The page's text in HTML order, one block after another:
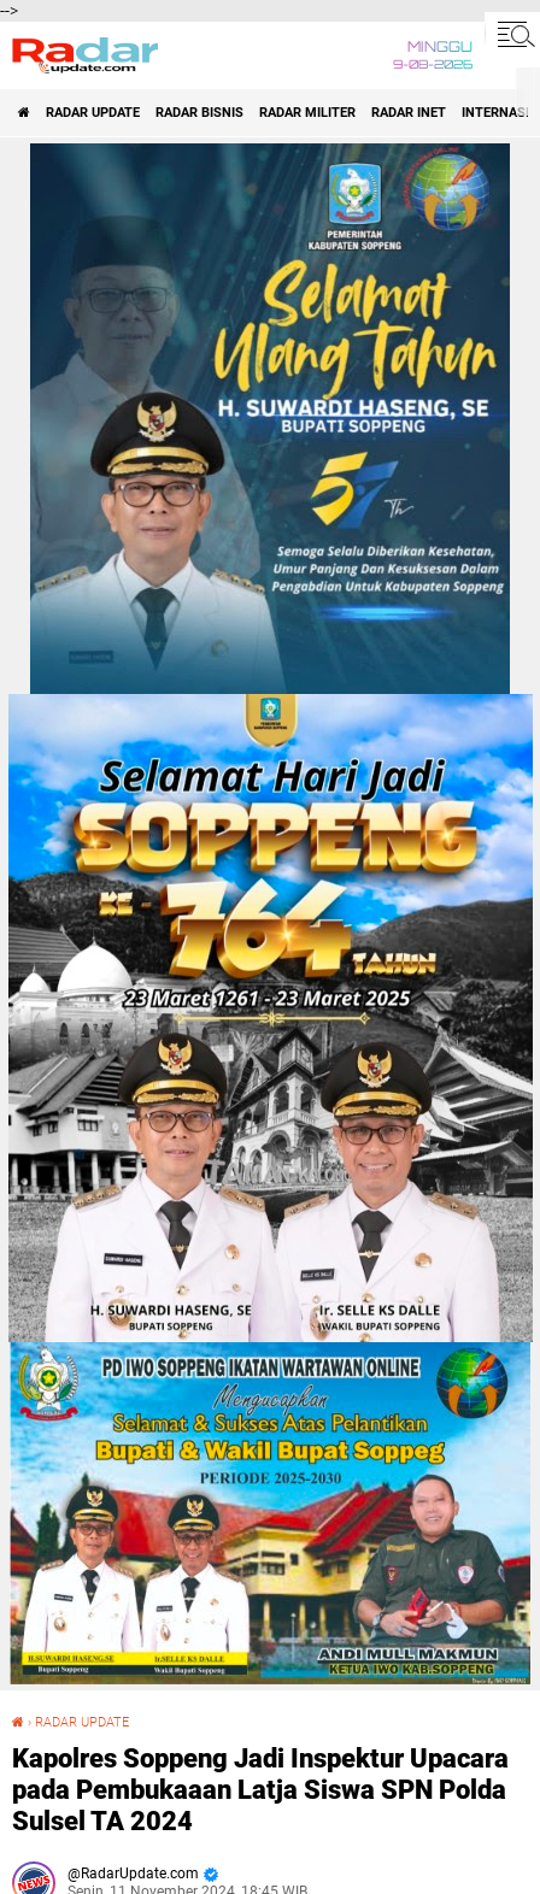
-->
MINGGU
9-08-2026
RADAR UPDATE RADAR BISNIS RADAR MILITER RADAR INET
› RADAR UPDATE
Kapolres Soppeng Jadi Inspektur Upacara
pada Pembukaaan Latja Siswa SPN Polda
Sulsel TA 2024
RadarUpdate.com